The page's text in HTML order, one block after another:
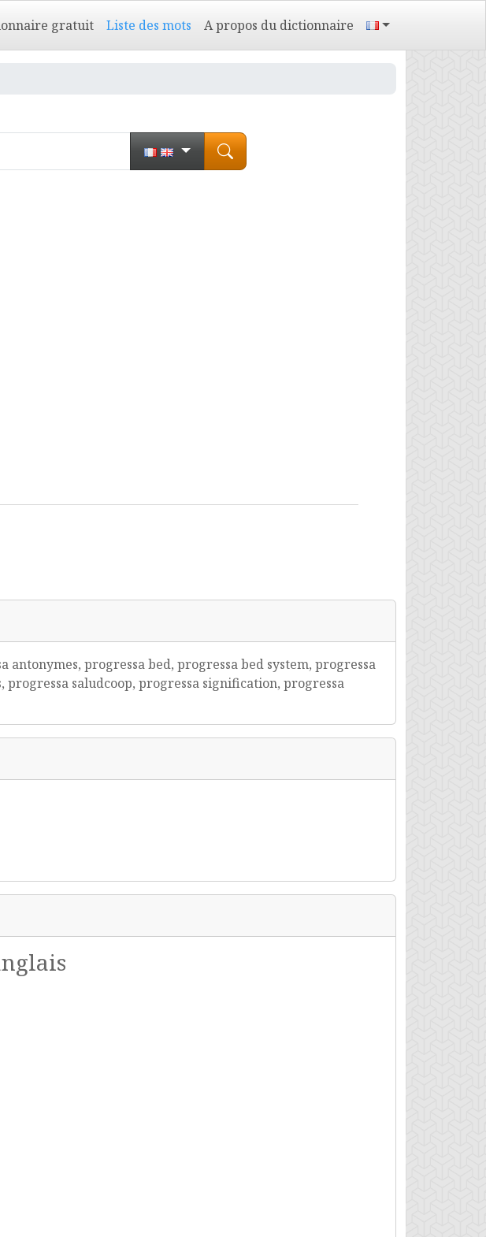
gratuit Liste des mots A propos du dictionnaire
progressa bed, progressa bed system, progressa
saludcoop, progressa signification, progressa